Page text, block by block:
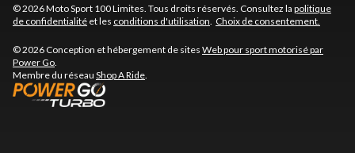
© 2026 Moto Sport 100 Limites. Tous droits réservés. Consultez la politique
de confidentialité et les conditions d'utilisation Choix de consentement.
© 2026 Conception et hébergement de sites Web pour sport motorisé par
Power Go
Membre du réseau Shop A Ride